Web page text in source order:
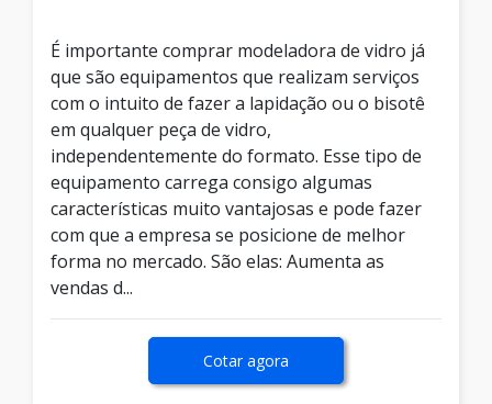
É importante comprar modeladora de vidro já
que são equipamentos que realizam serviços
com o intuito de fazer a lapidação ou o bisotê
em qualquer peça de vidro,
independentemente do formato. Esse tipo de
equipamento carrega consigo algumas
características muito vantajosas e pode fazer
com que a empresa se posicione de melhor
forma no mercado. São elas: Aumenta as
vendas d...
Cotar agora